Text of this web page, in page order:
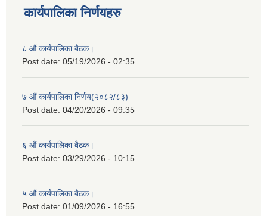
कार्यपालिका निर्णयहरु
८ औं कार्यपालिका बैठक।
Post date: 05/19/2026 - 02:35
७ औं कार्यपालिका निर्णय(२०८२/८३)
Post date: 04/20/2026 - 09:35
६ औं कार्यपालिका बैठक।
Post date: 03/29/2026 - 10:15
५ औं कार्यपालिका बैठक।
Post date: 01/09/2026 - 16:55